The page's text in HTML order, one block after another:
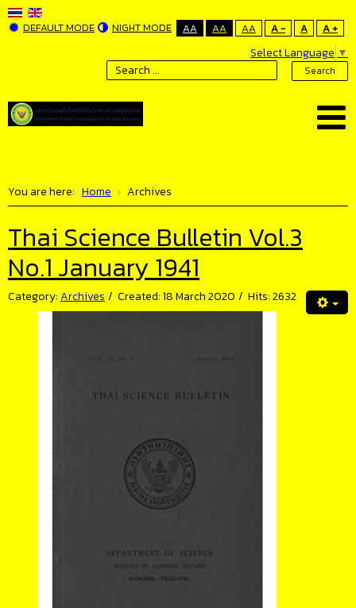
DEFAULT MODE NIGHT MODE AA AA AA A - A A +
Select Language ▼
Search
You are here: Home Archives
Thai Science Bulletin Vol.3
No.1 January 1941
Category:Archives Created: 18 March 2020 Hits: 2632